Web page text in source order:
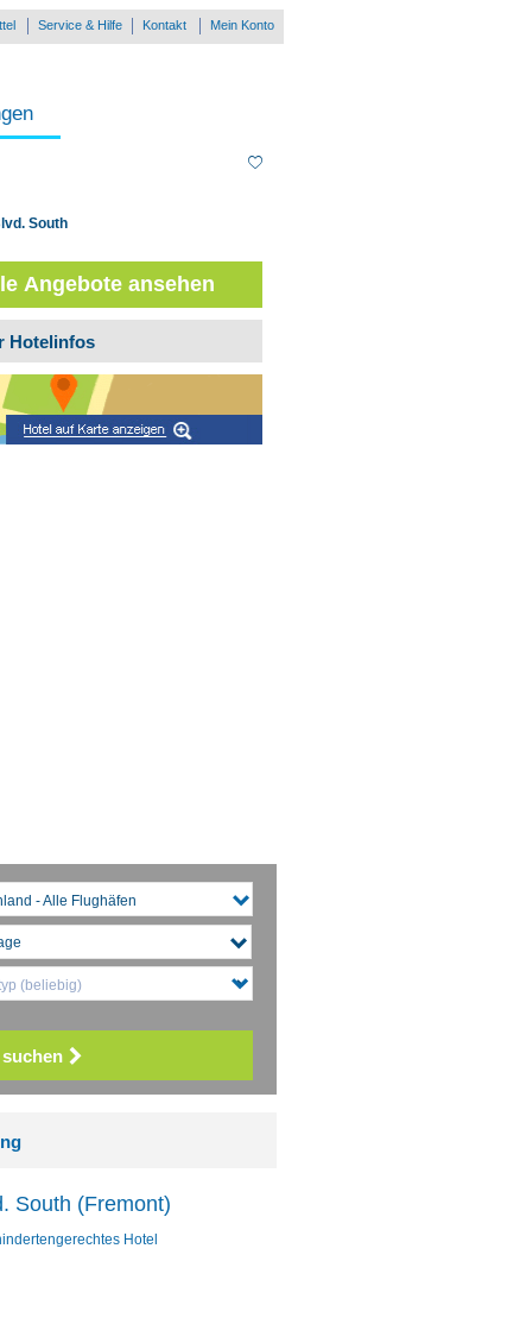
Service & Hilfe Kontakt Mein Konto
South
Angebote ansehen
Hotelinfos
- Alle Flughäfen
(beliebig)
South (Fremont)
Hotel